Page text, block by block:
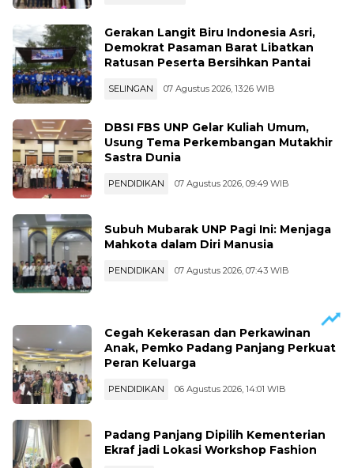
Gerakan Langit Biru Indonesia Asri,
Demokrat Pasaman Barat Libatkan
Ratusan Peserta Bersihkan Pantai
SELINGAN 07 Agustus 2026, 13:26 WIB
DBSI FBS UNP Gelar Kuliah Umum,
Usung Tema Perkembangan Mutakhir
Sastra Dunia
PENDIDIKAN 07 Agustus 2026, 09:49 WIB
Subuh Mubarak UNP Pagi Ini: Menjaga
Mahkota dalam Diri Manusia
PENDIDIKAN 07 Agustus 2026, 07:43 WIB
Cegah Kekerasan dan Perkawinan
Anak, Pemko Padang Panjang Perkuat
Peran Keluarga
PENDIDIKAN 06 Agustus 2026, 14:01 WIB
Padang Panjang Dipilih Kementerian
Ekraf jadi Lokasi Workshop Fashion